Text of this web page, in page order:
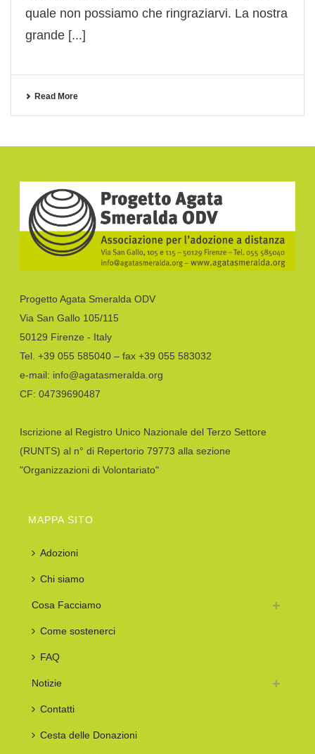
quale non possiamo che ringraziarvi. La nostra
grande [...]
Read More
Progetto Agata Smeralda ODV
Via San Gallo 105/115
50129 Firenze - Italy
Tel. +39 055 585040 – fax +39 055 583032
e-mail: info@agatasmeralda.org
CF: 04739690487
Iscrizione al Registro Unico Nazionale del Terzo Settore
(RUNTS) al n° di Repertorio 79773 alla sezione
"Organizzazioni di Volontariato"
MAPPA SITO
Adozioni
Chi siamo
Cosa Facciamo
Come sostenerci
FAQ
Notizie
Contatti
Cesta delle Donazioni